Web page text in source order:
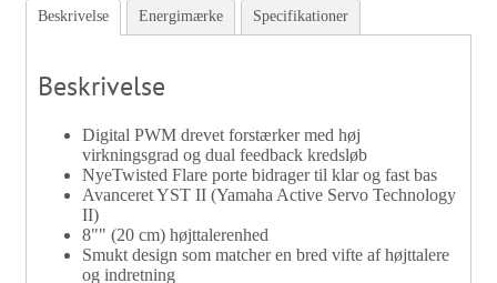
Beskrivelse Energimærke Specifikationer
Beskrivelse
Digital PWM drevet forstærker med høj
virkningsgrad og dual feedback kredsløb
NyeTwisted Flare porte bidrager til klar og fast bas
Avanceret YST II (Yamaha Active Servo Technology
II)
8"" (20 cm) højttalerenhed
Smukt design som matcher en bred vifte af højttalere
og indretning